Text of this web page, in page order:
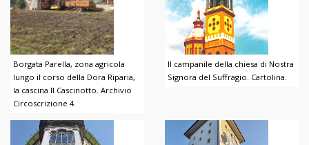
Borgata Parella, zona agricola
lungo il corso della Dora Riparia,
la cascina Il Cascinotto. Archivio
Circoscrizione 4.
Il campanile della chiesa di Nostra
Signora del Suffragio. Cartolina.